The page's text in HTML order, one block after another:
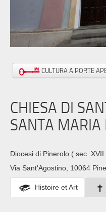
CULTURA A PORTE
CHIESA DI
SANTA MARIA
Diocesi di Pinerolo ( sec. XVII
Via Sant'Agostino, 10064
Histoire et Art